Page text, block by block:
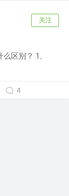
关注
区别？ 1、
4